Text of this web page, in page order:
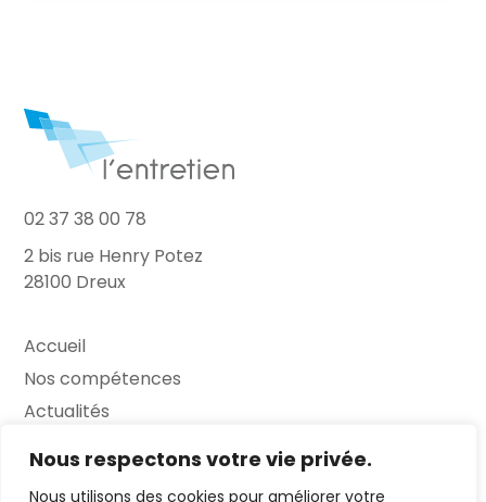
Nous respectons votre vie privée.
Nous utilisons des cookies pour améliorer votre
02 37 38 00 78
2 bis rue Henry Potez
28100 Dreux
Accueil
Nos compétences
Actualités